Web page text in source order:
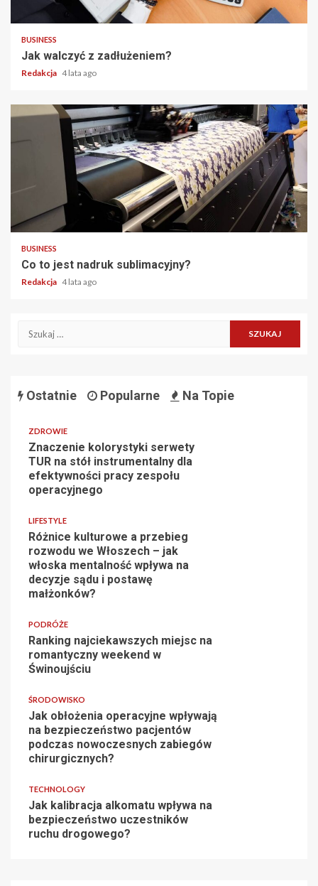
2 min read
BUSINESS
Jak walczyć z zadłużeniem?
Redakcja 4 lata ago
2 min read
BUSINESS
Co to jest nadruk sublimacyjny?
Redakcja 4 lata ago
Szukaj:
Ostatnie Popularne Na Topie
ZDROWIE
Znaczenie kolorystyki serwety
TUR na stół instrumentalny dla
efektywności pracy zespołu
operacyjnego
LIFESTYLE
Różnice kulturowe a przebieg
rozwodu we Włoszech – jak
włoska mentalność wpływa na
decyzje sądu i postawę
małżonków?
PODRÓŻE
Ranking najciekawszych miejsc na
romantyczny weekend w
Świnoujściu
ŚRODOWISKO
Jak obłożenia operacyjne wpływają
na bezpieczeństwo pacjentów
podczas nowoczesnych zabiegów
chirurgicznych?
TECHNOLOGY
Jak kalibracja alkomatu wpływa na
bezpieczeństwo uczestników
ruchu drogowego?